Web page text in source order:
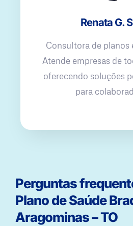
Renata G.
Consultora de planos
Atende empresas de
oferecendo soluções
para
Perguntas
Plano de Saúde
Aragominas – TO